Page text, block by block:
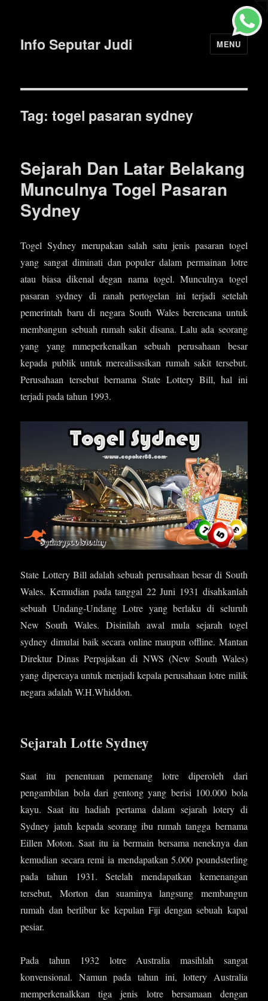
Info Seputar Judi MENU
Tag: togel pasaran sydney
Sejarah Dan Latar Belakang
Munculnya Togel Pasaran
Sydney
Togel Sydney merupakan salah satu jenis pasaran togel
yang sangat diminati dan populer dalam permainan lotre
atau biasa dikenal degan nama togel. Munculnya togel
pasaran sydney di ranah pertogelan ini terjadi setelah
pemerintah baru di negara South Wales berencana untuk
membangun sebuah rumah sakit disana. Lalu ada seorang
yang yang mmeperkenalkan sebuah perusahaan besar
kepada publik untuk merealisasikan rumah sakit tersebut.
Perusahaan tersebut bernama State Lottery Bill, hal ini
terjadi pada tahun 1993.
State Lottery Bill adalah sebuah perusahaan besar di South
Wales. Kemudian pada tanggal 22 Juni 1931 disahkanlah
sebuah Undang-Undang Lotre yang berlaku di seluruh
New South Wales. Disinilah awal mula sejarah togel
sydney dimulai baik secara online maupun offline. Mantan
Direktur Dinas Perpajakan di NWS (New South Wales)
yang dipercaya untuk menjadi kepala perusahaan lotre milik
negara adalah W.H.Whiddon.
Sejarah Lotte Sydney
Saat itu penentuan pemenang lotre diperoleh dari
pengambilan bola dari gentong yang berisi 100.000 bola
kayu. Saat itu hadiah pertama dalam sejarah lotery di
Sydney jatuh kepada seorang ibu rumah tangga bernama
Eillen Moton. Saat itu ia bermain bersama neneknya dan
kemudian secara remi ia mendapatkan 5.000 poundsterling
pada tahun 1931. Setelah mendapatkan kemenangan
tersebut, Morton dan suaminya langsung membangun
rumah dan berlibur ke kepulan Fiji dengan sebuah kapal
pesiar.
Pada tahun 1932 lotre Australia masihlah sangat
konvensional. Namun pada tahun ini, lottery Australia
memperkenalkkan tiga jenis lotre bersamaan dengan